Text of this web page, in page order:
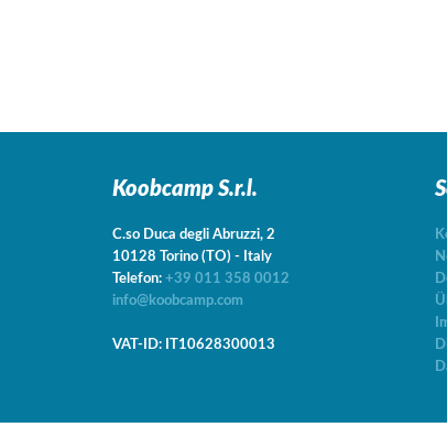
Koobcamp S.r.l.
C.so Duca degli Abruzzi, 2
10128 Torino (TO) - Italy
Telefon: +39 011 358 0012
info@koobcamp.com
VAT-ID: IT10628300013